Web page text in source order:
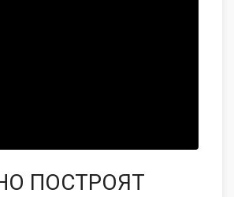
ПОСТРОЯТ